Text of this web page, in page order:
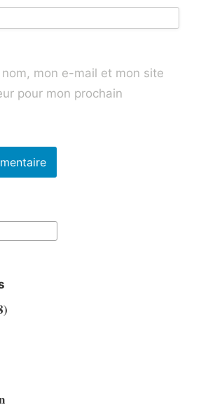
mon e-mail et mon site
pour mon prochain